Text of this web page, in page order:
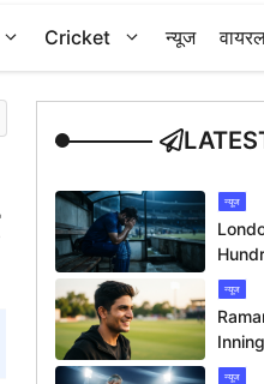
Cricket न्यूज
न्यूज
न्यूज
ख़ास
न्यूज